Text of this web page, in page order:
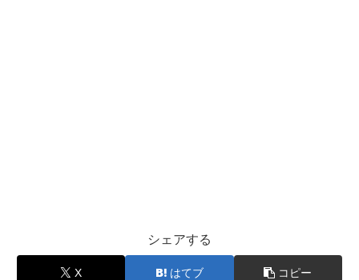
シェアする
X はてブ コピー